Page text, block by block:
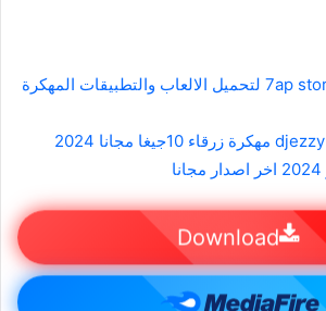
تحميل تطبيق موقع 7ap store لتحميل الالعاب والتطبيقات المهكرة
Download